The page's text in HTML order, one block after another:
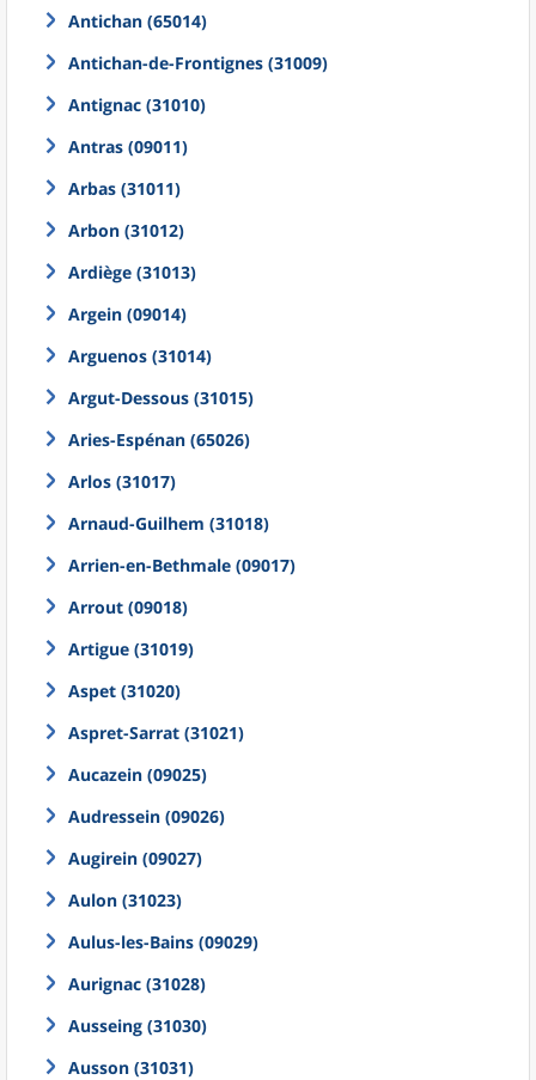
Antichan (65014)
Antichan-de-Frontignes (31009)
Antignac (31010)
Antras (09011)
Arbas (31011)
Arbon (31012)
Ardiège (31013)
Argein (09014)
Arguenos (31014)
Argut-Dessous (31015)
Aries-Espénan (65026)
Arlos (31017)
Arnaud-Guilhem (31018)
Arrien-en-Bethmale (09017)
Arrout (09018)
Artigue (31019)
Aspet (31020)
Aspret-Sarrat (31021)
Aucazein (09025)
Audressein (09026)
Augirein (09027)
Aulon (31023)
Aulus-les-Bains (09029)
Aurignac (31028)
Ausseing (31030)
Ausson (31031)